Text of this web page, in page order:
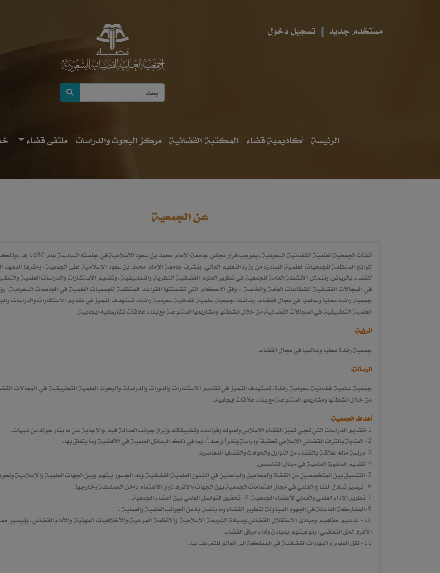
مستخدم جديد تسجيل دخول
الرئيسة أكاديمية قضاء المكتبة القضائية مركز البحوث والدراسات ملتقى قضاء
عن الجمعية
أنشأت الجمعية العلمية القضائية السعودية، بموجب قرار مجلس جامعة الإمام محمد بن سعود
للوائح المنظمة للجمعيات العلمية الصادرة من وزارة التعليم العالي. وتشرف جامعة الإمام محمد بن سعود الإسلامية على الجمعية، ومقرها المعهد
للقضاء بالرياض. وتتمثل الأنشطة العامة للجمعية في تطوير العلوم القضائية النظرية والتطبيقية، وتقديم الاستشارات والدراسات العلمية
في المجالات القضائية للقطاعات العامة والخاصة ، وفق الأحكام التي تضمنتها القواعد المنظمة للجمعيات العلمية في الجامعات السعودية.
جمعية رائدة محليا وعالميا في مجال القضاء. رسالتنا: جمعية علمية قضائية سعودية رائدة، تستهدف التميز في تقديم الاستشارات والدراسات
العلمية التطبيقية في المجالات القضائية من خلال أنشطتها ومشاريعها المتنوعة مع بناء علاقات تشاركيه إيجابية.
الرؤية:
جمعية رائدة محليًا وعالميًا في مجال القضاء.
الرسالة:
جمعية علمية قضائية سعودية رائدة، تستهدف التميز في تقديم الاستشارات والدورات والدراسات والبحوث العلمية التطبيقية في المجالات
من خلال أنشطتها ومشاريعها المتنوعة مع بناء علاقات إيجابية.
أهداف الجمعية:
1-تقديم الدراسات التي تجلّي تميّز القضاء الإسلامي وأصوله وقواعده وتطبيقاته،وإبراز جوانب العدالة فيه ،والإجابة عن ما يثار حوله من شبهات.
2- العناية بالتراث القضائي الإسلامي تحقيقاً ودراسة ونشراً ورصداً، بما في ذلك الرسائل العلمية في الأقضية وما يتعلق بها.
3-دراسة ماله علاقة بالقضاء من النوازل والحوادث والقضايا المعاصرة.
4-تقديم المشورة العلمية في مجال التخصص.
5-التنسيق بين المتخصصين من القضاة والمحامين والباحثين في الشئون العلمية القضائية،ومد الجسور بينهم وبين الجهات العلمية والإعلامية ونحوها.
6- تيسير تبادل النتاج العلمي في مجال اهتمامات الجمعية بين الجهات والأفراد ذوي الاهتمام داخل المملكة وخارجها.
7-تطوير الأداء العلمي والعملي لأعضاء الجمعية. 8- تحقيق التواصل العلمي بين أعضاء الجمعية .
9-المشاركة الفاعلة في الجهود المبذولة لتطوير القضاء وما يتصل به من الجوانب العلمية والعملية .
10- تدعيم مفاهيم ومبادئ الاستقلال القضائي،وسيادة الشريعة الإسلامية والأنظمة المرعية،والأخلاقيات المهنية والأداء القضائي، وتيسير
الأفراد لحق التقاضي، وتوعيتهم بمبادئ وأداء مرفق القضاء.
11- نقل العلوم و المهارات القضائية في المملكة إلى العالم للتعريف بها.